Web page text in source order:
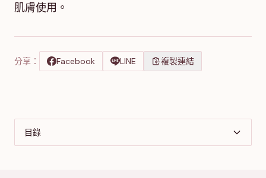
肌膚使用。
分享： Facebook LINE 複製連結
目錄